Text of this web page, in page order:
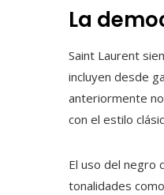
La
Saint Laurent
incluyen desde
anteriormente
con el estilo
El uso del
tonalidades